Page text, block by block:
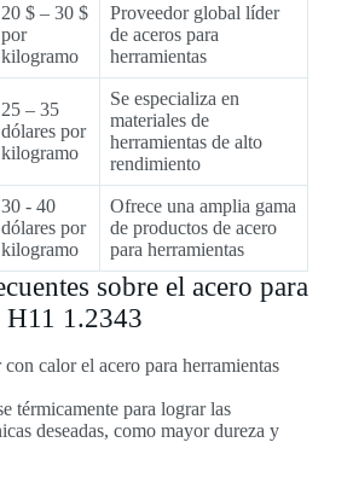
20 $ – 30 $
por
kilogramo
Proveedor global líder
de aceros para
herramientas
25 – 35
dólares por
kilogramo
Se especializa en
materiales de
herramientas de alto
rendimiento
30 - 40
dólares por
kilogramo
Ofrece una amplia gama
de productos de acero
para herramientas
sobre el acero para
H11 1.2343
con calor el acero para herramientas
térmicamente para lograr las
deseadas, como mayor dureza y